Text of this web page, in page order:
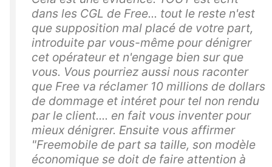
dans les CGL de Free... tout le reste n'est
que supposition mal placé de votre part,
introduite par vous-même pour dénigrer
cet opérateur et n'engage bien sur que
vous. Vous pourriez aussi nous raconter
que Free va réclamer 10 millions de dollars
de dommage et intéret pour tel non rendu
par le client.... en fait vous inventer pour
mieux dénigrer. Ensuite vous affirmer
"Freemobile de part sa taille, son modèle
économique se doit de faire attention à